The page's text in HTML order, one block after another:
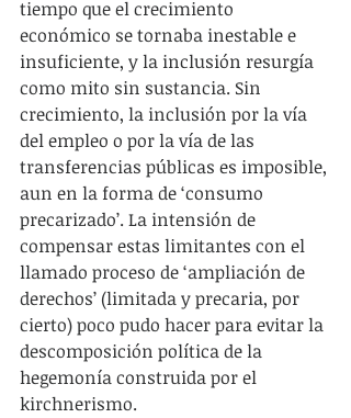
tiempo que el crecimiento
económico se tornaba inestable e
insuficiente, y la inclusión resurgía
como mito sin sustancia. Sin
crecimiento, la inclusión por la vía
del empleo o por la vía de las
transferencias públicas es imposible,
aun en la forma de ‘consumo
precarizado’. La intensión de
compensar estas limitantes con el
llamado proceso de ‘ampliación de
derechos’ (limitada y precaria, por
cierto) poco pudo hacer para evitar la
descomposición política de la
hegemonía construida por el
kirchnerismo.